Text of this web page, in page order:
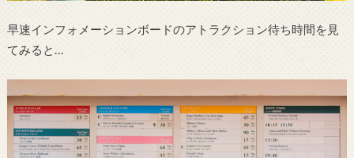
早速インフォメーションボードのアトラクション待ち時間を見
てみると…